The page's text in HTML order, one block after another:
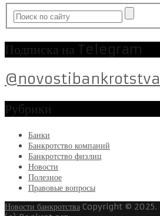
Подписка на Telegram
@novostibankrotstva
Рубрики
Банки
Банкротство компаний
Банкротство физлиц
Новости
Полезное
Правовые вопросы
Новости банкротства Copyright © 2025.